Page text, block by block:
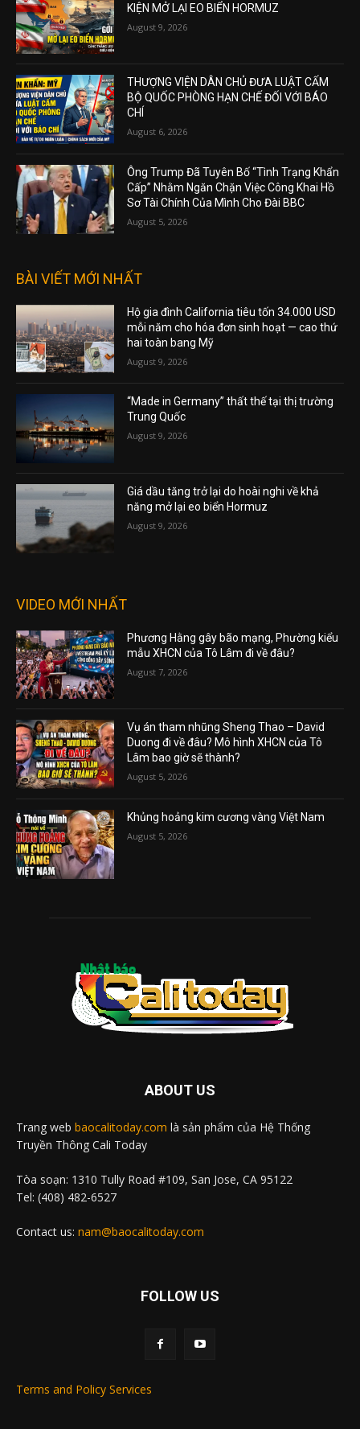
KIỆN MỞ LẠI EO BIỂN HORMUZ
August 9, 2026
THƯỢNG VIỆN DÂN CHỦ ĐƯA LUẬT CẤM
BỘ QUỐC PHÒNG HẠN CHẾ ĐỐI VỚI BÁO
CHÍ
August 6, 2026
Ông Trump Đã Tuyên Bố “Tình Trạng Khẩn
Cấp” Nhằm Ngăn Chặn Việc Công Khai Hồ
Sơ Tài Chính Của Mình Cho Đài BBC
August 5, 2026
BÀI VIẾT MỚI NHẤT
Hộ gia đình California tiêu tốn 34.000 USD
mỗi năm cho hóa đơn sinh hoạt — cao thứ
hai toàn bang Mỹ
August 9, 2026
“Made in Germany” thất thế tại thị trường
Trung Quốc
August 9, 2026
Giá dầu tăng trở lại do hoài nghi về khả
năng mở lại eo biển Hormuz
August 9, 2026
VIDEO MỚI NHẤT
Phương Hằng gây bão mạng, Phường kiểu
mẫu XHCN của Tô Lâm đi về đâu?
August 7, 2026
Vụ án tham nhũng Sheng Thao – David
Duong đi về đâu? Mô hình XHCN của Tô
Lâm bao giờ sẽ thành?
August 5, 2026
Khủng hoảng kim cương vàng Việt Nam
August 5, 2026
ABOUT US
Trang web baocalitoday.com là sản phẩm của Hệ Thống
Truyền Thông Cali Today
Tòa soạn: 1310 Tully Road #109, San Jose, CA 95122
Tel: (408) 482-6527
Contact us: nam@baocalitoday.com
FOLLOW US
Terms and Policy Services